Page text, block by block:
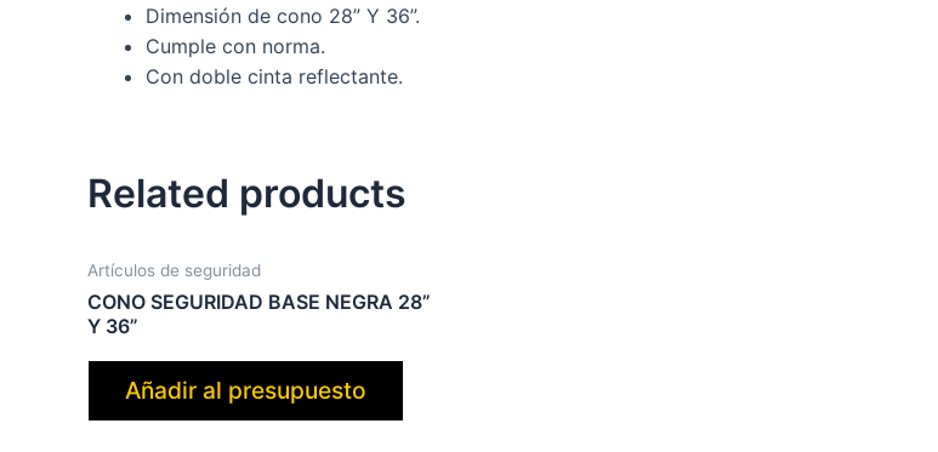
Dimensión de cono 28” Y 36”.
Cumple con norma.
Con doble cinta reflectante.
Related products
Artículos de seguridad
CONO SEGURIDAD BASE NEGRA 28”
Y 36”
Añadir al presupuesto